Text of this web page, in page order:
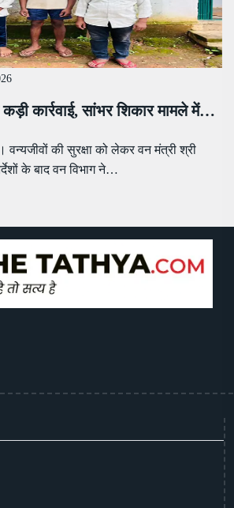
कार्रवाई, सांभर शिकार मामले में…
वन्यजीवों की सुरक्षा को लेकर वन मंत्री श्री
के बाद वन विभाग ने…